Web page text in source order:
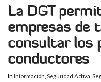
La DGT
empresas de
consultar los
conductores
In Información Seguridad Activa